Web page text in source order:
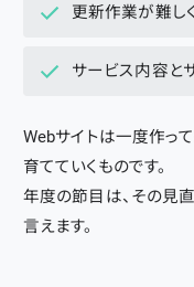
更新作業が難し
サービス内容と
Webサイトは一度作っ
育てていくものです。
年度の節目は、その見
言えます。